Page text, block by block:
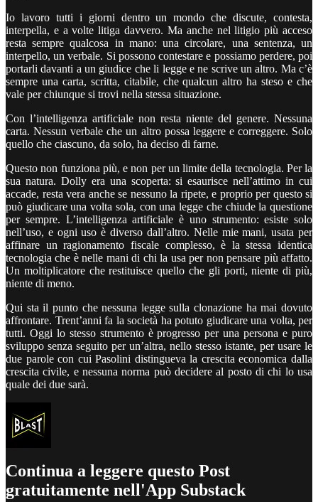
Io lavoro tutti i giorni dentro un mondo che discute, contesta,
interpella, e a volte litiga davvero. Ma anche nel litigio più acceso
resta sempre qualcosa in mano: una circolare, una sentenza, un
interpello, un verbale. Si possono contestare e possiamo perdere, poi
portarli davanti a un giudice che li legge e ne scrive un altro. Ma c’è
sempre una carta, scritta, citabile, che qualcun altro ha steso e che
vale per chiunque si trovi nella stessa situazione.
Con l’intelligenza artificiale non resta niente del genere. Nessuna
carta. Nessun verbale che un altro possa leggere e correggere. Solo
quello che ciascuno, da solo, ha deciso di farne.
Questo non funziona più, e non per un limite della tecnologia. Per la
sua natura. Dolly era una scoperta: si esaurisce nell’attimo in cui
accade, resta vera anche se nessuno la ripete, e proprio per questo si
può giudicare una volta sola, con una legge che chiude la questione
per sempre. L’intelligenza artificiale è uno strumento: esiste solo
nell’uso, e ogni uso è diverso dall’altro. Nelle mie mani, usata per
affinare un ragionamento fiscale complesso, è la stessa identica
tecnologia che è nelle mani di chi la usa per non pensare più affatto.
Un moltiplicatore che restituisce quello che gli porti, niente di più,
niente di meno.
Qui sta il punto che nessuna legge sulla clonazione ha mai dovuto
affrontare. Trent’anni fa la società ha potuto giudicare una volta, per
tutti. Oggi lo stesso strumento è progresso per una persona e puro
sviluppo senza seguito per un’altra, nello stesso istante, per usare le
due parole con cui Pasolini distingueva la crescita economica dalla
crescita civile, e nessuna norma può decidere al posto di chi lo usa
quale dei due sarà.
Continua a leggere questo Post
gratuitamente nell'App Substack